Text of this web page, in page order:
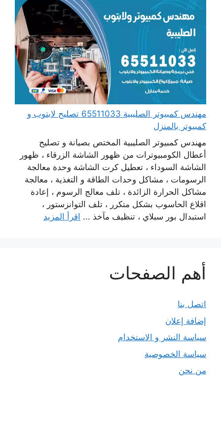
مهندس كمبيوتر الصليبية 65511033 تصليح لابتوب و
كمبيوتر بالمنزل
مهندس كمبيوتر الصليبية المختص بصيانة و تصليح
أعطال الكومبيوترات من ظهور الشاشة الزرقاء ، ظهور
الشاشة السوداء ، تعطيل كرت الشاشة وحدة معالجة
الرسومات ، مشاكل وحدات الطاقة و التغذية ، معالجة
مشاكل الحرارة الزائدة ، تلف معالج الرسوم ، إعادة
اقلاع الحاسوب بشكل متكرر ، تلف التوانزستور ،
استبدال بور سبلاي ، تنظيف مآخذ ... اقرأ المزيد
أهم الصفحات
اتصل بنا
إضافة إعلان
سياسة النشر و الاستخدام
سياسة الخصوصية
من نحن